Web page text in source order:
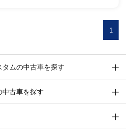
1
ムの中古車を探す
中古車を探す